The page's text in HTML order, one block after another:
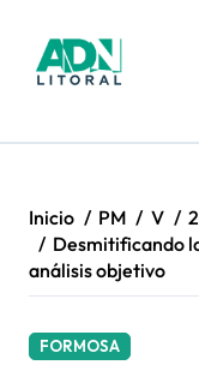
contenido
Inicio PM V
Desmitificando
análisis objetivo
FORMOSA